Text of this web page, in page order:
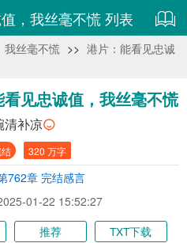
，我丝毫不慌 列表
我丝毫不慌 >> 港片：能看见忠诚
见忠诚值，我丝毫不慌
清补凉
320 万字
762章 完结感言
01-22 15:52:27
推荐 TXT下载